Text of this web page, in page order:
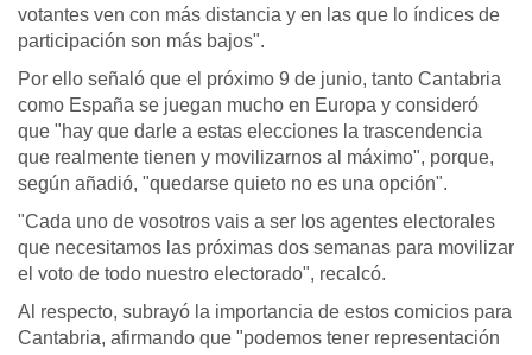
votantes ven con más distancia y en las que lo índices de
participación son más bajos".
Por ello señaló que el próximo 9 de junio, tanto Cantabria
como España se juegan mucho en Europa y consideró
que "hay que darle a estas elecciones la trascendencia
que realmente tienen y movilizarnos al máximo", porque,
según añadió, "quedarse quieto no es una opción".
"Cada uno de vosotros vais a ser los agentes electorales
que necesitamos las próximas dos semanas para movilizar
el voto de todo nuestro electorado", recalcó.
Al respecto, subrayó la importancia de estos comicios para
Cantabria, afirmando que "podemos tener representación